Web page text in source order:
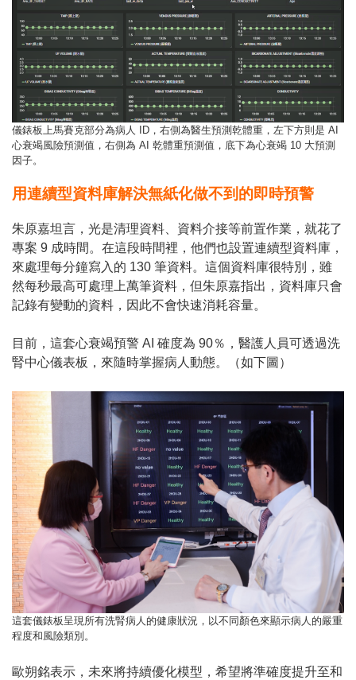
儀錶板上馬賽克部分為病人 ID，右側為醫生預測乾體重，左下方則是 AI
心衰竭風險預測值，右側為 AI 乾體重預測值，底下為心衰竭 10 大預測
因子。
用連續型資料庫解決無紙化做不到的即時預警
朱原嘉坦言，光是清理資料、資料介接等前置作業，就花了
專案 9 成時間。在這段時間裡，他們也設置連續型資料庫，
來處理每分鐘寫入的 130 筆資料。這個資料庫很特別，雖
然每秒最高可處理上萬筆資料，但朱原嘉指出，資料庫只會
記錄有變動的資料，因此不會快速消耗容量。
目前，這套心衰竭預警 AI 確度為 90％，醫護人員可透過洗
腎中心儀表板，來隨時掌握病人動態。（如下圖）
這套儀錶板呈現所有洗腎病人的健康狀況，以不同顏色來顯示病人的嚴重
程度和風險類別。
歐朔銘表示，未來將持續優化模型，希望將準確度提升至和